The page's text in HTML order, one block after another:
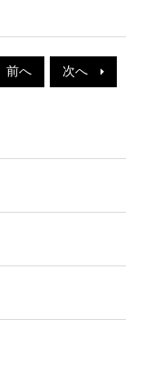
前へ 次へ